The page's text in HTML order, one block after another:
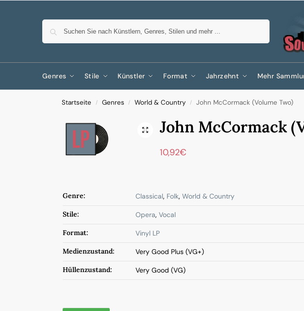
Genres Stile Künstler Format Jahrzehnt Mehr
Startseite / Genres / World & Country / John McCormack (Volume Two)
John McCormack
10,92€
Genre: Classical, Folk, World & Country
Stile: Opera, Vocal
Format: Vinyl LP
Medienzustand: Very Good Plus (VG+)
Hüllenzustand: Very Good (VG)